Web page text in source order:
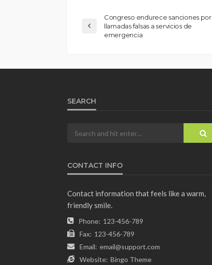
Congreso endurece sanciones por
llamadas falsas a servicios de
emergencia
SEARCH
CONTACT INFO
Contact information that feels like a warm,
friendly smile.
Phone: 123-456-789
Fax: 123-456-789
Email: email@support.com
Website: Bingo Theme